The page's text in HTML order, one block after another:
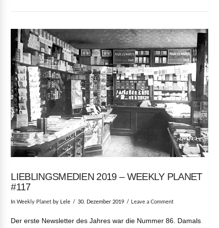
LIEBLINGSMEDIEN 2019 – WEEKLY PLANET
#117
InWeekly Planet by Lele 30. Dezember 2019 Leave a Comment
Der erste Newsletter des Jahres war die Nummer 86. Damals